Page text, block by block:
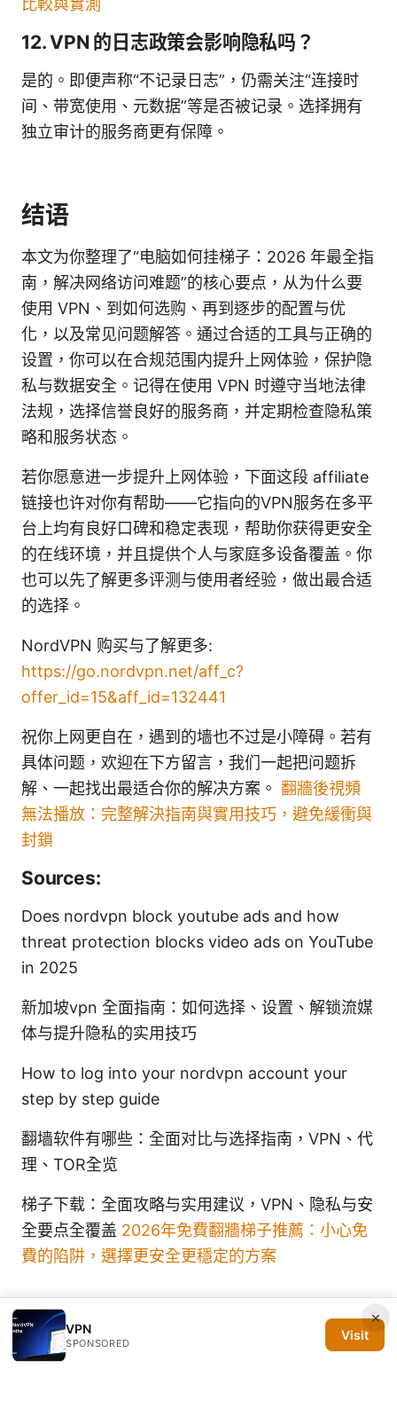
12. VPN 的日志政策会影响隐私吗？
是的。即便声称“不记录日志”，仍需关注“连接时
间、带宽使用、元数据”等是否被记录。选择拥有
独立审计的服务商更有保障。
结语
本文为你整理了“电脑如何挂梯子：2026 年最全指
南，解决网络访问难题”的核心要点，从为什么要
使用 VPN、到如何选购、再到逐步的配置与优
化，以及常见问题解答。通过合适的工具与正确的
设置，你可以在合规范围内提升上网体验，保护隐
私与数据安全。记得在使用 VPN 时遵守当地法律
法规，选择信誉良好的服务商，并定期检查隐私策
略和服务状态。
若你愿意进一步提升上网体验，下面这段 affiliate
链接也许对你有帮助——它指向的VPN服务在多平
台上均有良好口碑和稳定表现，帮助你获得更安全
的在线环境，并且提供个人与家庭多设备覆盖。你
也可以先了解更多评测与使用者经验，做出最合适
的选择。
NordVPN 购买与了解更多:
https://go.nordvpn.net/aff_c?
offer_id=15&aff_id=132441
祝你上网更自在，遇到的墙也不过是小障碍。若有
具体问题，欢迎在下方留言，我们一起把问题拆
解、一起找出最适合你的解决方案。 翻牆後視頻
無法播放：完整解決指南與實用技巧，避免緩衝與
封鎖
Sources:
Does nordvpn block youtube ads and how
threat protection blocks video ads on YouTube
in 2025
新加坡vpn 全面指南：如何选择、设置、解锁流媒
体与提升隐私的实用技巧
How to log into your nordvpn account your
step by step guide
翻墙软件有哪些：全面对比与选择指南，VPN、代
理、TOR全览
梯子下载：全面攻略与实用建议，VPN、隐私与安
全要点全覆盖 2026年免費翻牆梯子推薦：小心免
費的陷阱，選擇更安全更穩定的方案
×
VPN
SPONSORED
Visit